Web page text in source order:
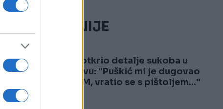
NAJČITANIJE
1
Hasić otkrio detalje sukoba u
Sarajevu: "Puškić mi je dugovao
400 KM, vratio se s pištoljem..."